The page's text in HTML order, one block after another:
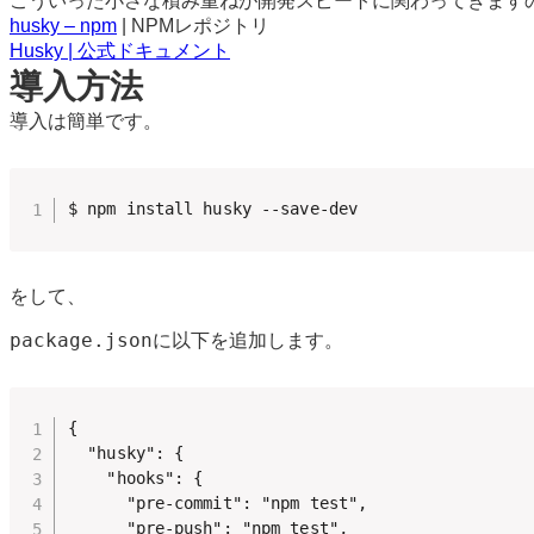
husky – npm | NPMレポジトリ
Husky | 公式ドキュメント
導入方法
導入は簡単です。
$ npm install husky --save-dev
をして、
package.jsonに以下を追加します。
{
  "husky": {
    "hooks": {
      "pre-commit": "npm test",
      "pre-push": "npm test",